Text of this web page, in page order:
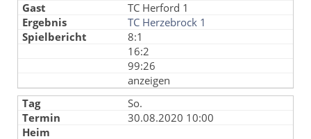
TC Herford 1
TC Herzebrock 1
8:1
16:2
99:26
anzeigen
So.
30.08.2020 10:00